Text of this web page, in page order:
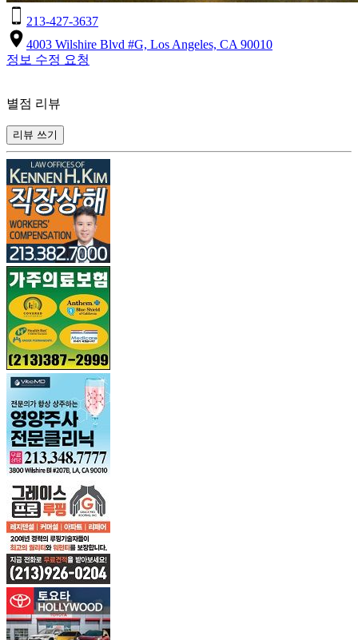
213-427-3637
4003 Wilshire Blvd #G, Los Angeles, CA 90010
정보 수정 요청
별점 리뷰
리뷰 쓰기